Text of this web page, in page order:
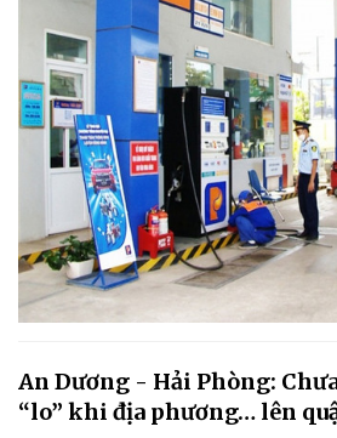
An Dương - Hải Phòng:
“lo” khi địa phương… lên